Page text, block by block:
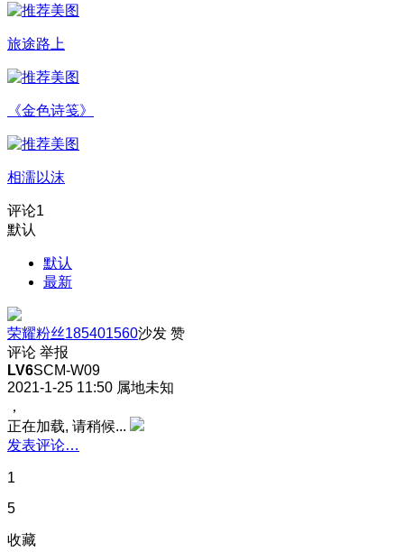
旅途路上
《金色诗笺》
相濡以沫
评论1
默认
默认
最新
荣耀粉丝185401560沙发 赞
评论 举报
LV6SCM-W09
2021-1-25 11:50 属地未知
，
正在加载, 请稍候...
发表评论…
1
5
收藏